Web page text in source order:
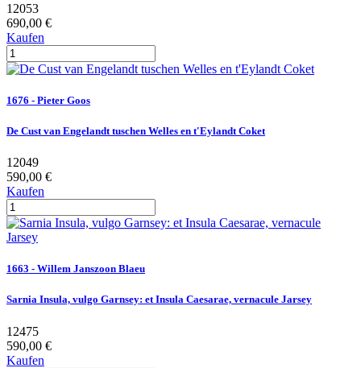
12053
690,00 €
Kaufen
1676 - Pieter Goos
De Cust van Engelandt tuschen Welles en t'Eylandt Coket
12049
590,00 €
Kaufen
1663 - Willem Janszoon Blaeu
Sarnia Insula, vulgo Garnsey: et Insula Caesarae, vernacule Jarsey
12475
590,00 €
Kaufen